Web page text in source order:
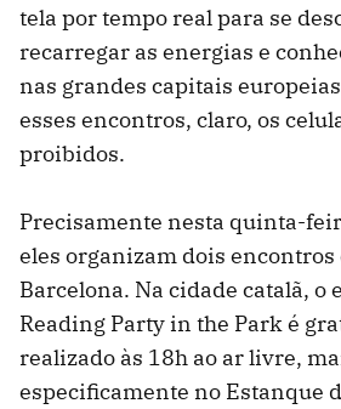
tela por tempo real para se
recarregar as energias e
nas grandes capitais
esses encontros, claro, os
proibidos.
Precisamente nesta quinta-
eles organizam dois encontros
Barcelona. Na cidade catalã, o
Reading Party in the Park é
realizado às 18h ao ar livre,
especificamente no Estanque